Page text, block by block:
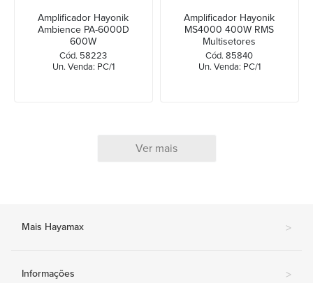
Amplificador Hayonik
Ambience PA-6000D
600W
Cód. 58223
Un. Venda: PC/1
Amplificador Hayonik
MS4000 400W RMS
Multisetores
Cód. 85840
Un. Venda: PC/1
Ver mais
Mais Hayamax >
Informações >